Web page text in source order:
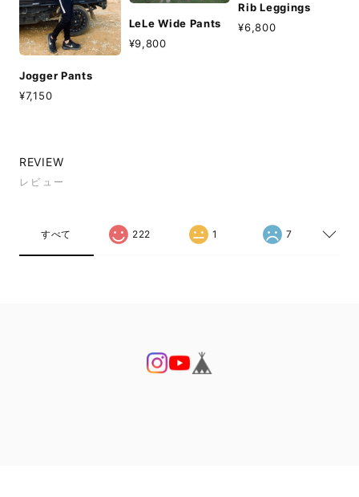
Jogger Pants
¥7,150
LeLe Wide Pants
¥9,800
Rib Leggings
¥6,800
REVIEW
レビュー
すべて 222 1 7